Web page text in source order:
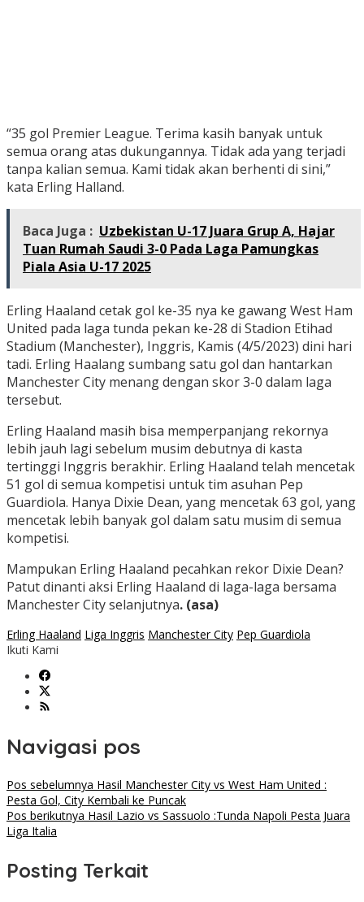
“35 gol Premier League. Terima kasih banyak untuk
semua orang atas dukungannya. Tidak ada yang terjadi
tanpa kalian semua. Kami tidak akan berhenti di sini,”
kata Erling Halland.
Baca Juga : Uzbekistan U-17 Juara Grup A, Hajar
Tuan Rumah Saudi 3-0 Pada Laga Pamungkas
Piala Asia U-17 2025
Erling Haaland cetak gol ke-35 nya ke gawang West Ham
United pada laga tunda pekan ke-28 di Stadion Etihad
Stadium (Manchester), Inggris, Kamis (4/5/2023) dini hari
tadi. Erling Haalang sumbang satu gol dan hantarkan
Manchester City menang dengan skor 3-0 dalam laga
tersebut.
Erling Haaland masih bisa memperpanjang rekornya
lebih jauh lagi sebelum musim debutnya di kasta
tertinggi Inggris berakhir. Erling Haaland telah mencetak
51 gol di semua kompetisi untuk tim asuhan Pep
Guardiola. Hanya Dixie Dean, yang mencetak 63 gol, yang
mencetak lebih banyak gol dalam satu musim di semua
kompetisi.
Mampukan Erling Haaland pecahkan rekor Dixie Dean?
Patut dinanti aksi Erling Haaland di laga-laga bersama
Manchester City selanjutnya. (asa)
Erling Haaland Liga Inggris Manchester City Pep Guardiola
Ikuti Kami
Navigasi pos
Pos sebelumnya Hasil Manchester City vs West Ham United :
Pesta Gol, City Kembali ke Puncak
Pos berikutnya Hasil Lazio vs Sassuolo :Tunda Napoli Pesta Juara
Liga Italia
Posting Terkait